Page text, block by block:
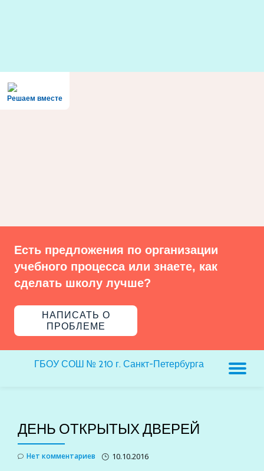
Решаем вместе
Есть предложения по организации
учебного процесса или знаете, как
сделать школу лучше?
НАПИСАТЬ О
ПРОБЛЕМЕ
ГБОУ СОШ № 210 г. Санкт-Петербурга
ДЕНЬ ОТКРЫТЫХ ДВЕРЕЙ
10.10.2016
Нет комментариев